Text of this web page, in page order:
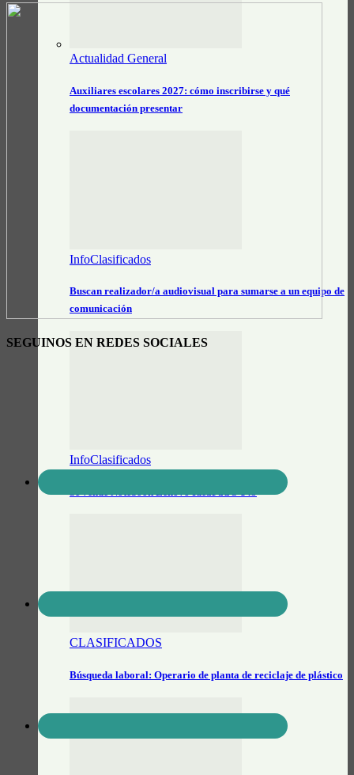
Actualidad General
Auxiliares escolares 2027: cómo inscribirse y qué
documentación presentar
InfoClasificados
Buscan realizador/a audiovisual para sumarse a un equipo de
comunicación
InfoClasificados
CLASIFICADOS
Búsqueda laboral: Operario de planta de reciclaje de plástico
SEGUINOS EN REDES SOCIALES